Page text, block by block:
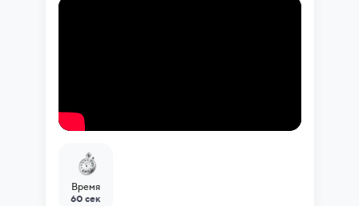
Время
60 сек